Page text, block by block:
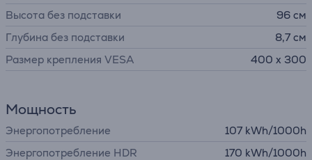
Высота без подставки
96 см
Глубина без подставки
8,7 см
Размер крепления VESA
400 x 300
Мощность
Энергопотребление
107 kWh/1000h
Энергопотребление HDR
170 kWh/1000h